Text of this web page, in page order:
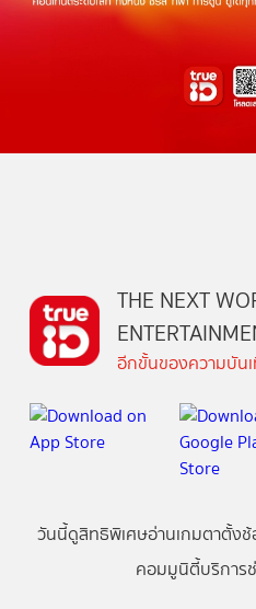
THE NEXT
อีกขั้นของความบัน
วันนี้ดูสิทธิพิเศษอ่านเกมตาตั้ง
คอมมูนิตี้บริการ